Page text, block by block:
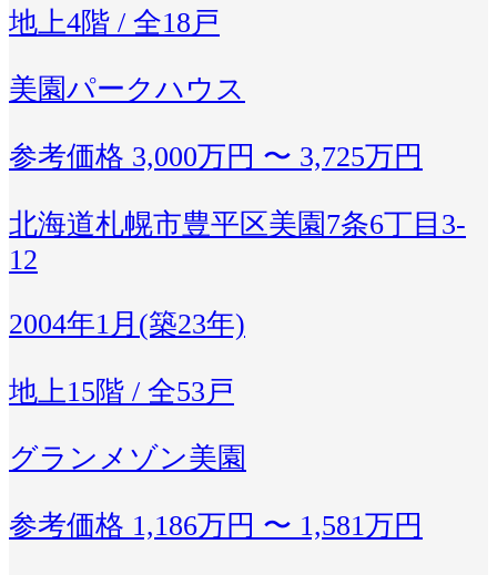
地上4階 / 全18戸
美園パークハウス
参考価格 3,000万円 〜 3,725万円
北海道札幌市豊平区美園7条6丁目3-
12
2004年1月(築23年)
地上15階 / 全53戸
グランメゾン美園
参考価格 1,186万円 〜 1,581万円